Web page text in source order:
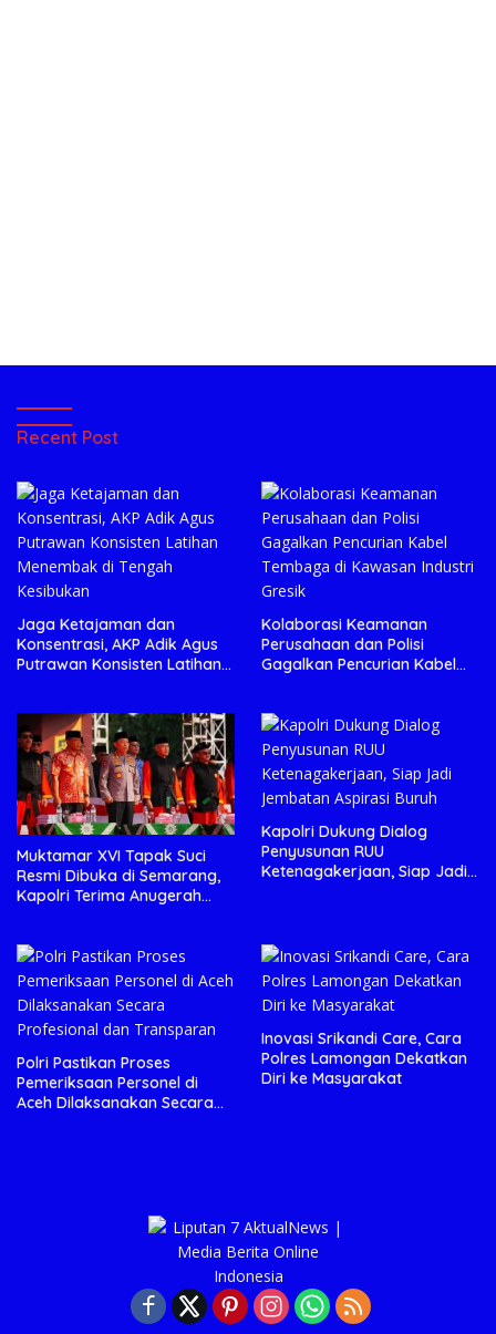
Recent Post
Jaga Ketajaman dan
Konsentrasi, AKP Adik Agus
Putrawan Konsisten Latihan
Kolaborasi Keamanan
Perusahaan dan Polisi
Gagalkan Pencurian Kabel
Muktamar XVI Tapak Suci
Resmi Dibuka di Semarang,
Kapolri Terima Anugerah
Kapolri Dukung Dialog
Penyusunan RUU
Ketenagakerjaan, Siap Jadi
Polri Pastikan Proses
Pemeriksaan Personel di
Aceh Dilaksanakan Secara
Inovasi Srikandi Care, Cara
Polres Lamongan Dekatkan
Diri ke Masyarakat